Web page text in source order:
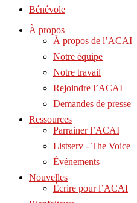
Bénévole
À propos
À propos de l’ACAI
Notre équipe
Notre travail
Rejoindre l’ACAI
Demandes de presse
Ressources
Parrainer l’ACAI
Listserv - The Voice
Événements
Nouvelles
Écrire pour l’ACAI